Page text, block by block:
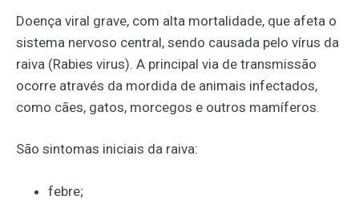
Doença viral grave, com alta mortalidade, que afeta o
sistema nervoso central, sendo causada pelo vírus da
raiva (Rabies virus). A principal via de transmissão
ocorre através da mordida de animais infectados,
como cães, gatos, morcegos e outros mamíferos.
São sintomas iniciais da raiva:
febre;